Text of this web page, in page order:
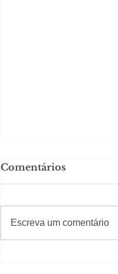
Comentários
Escreva um comentário
#Sugestões